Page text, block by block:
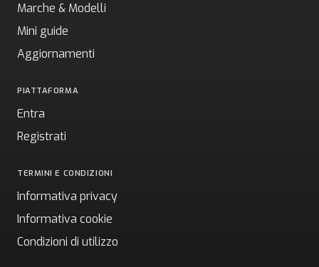
Marche & Modelli
Mini guide
Aggiornamenti
PIATTAFORMA
Entra
Registrati
TERMINI E CONDIZIONI
Informativa privacy
Informativa cookie
Condizioni di utilizzo